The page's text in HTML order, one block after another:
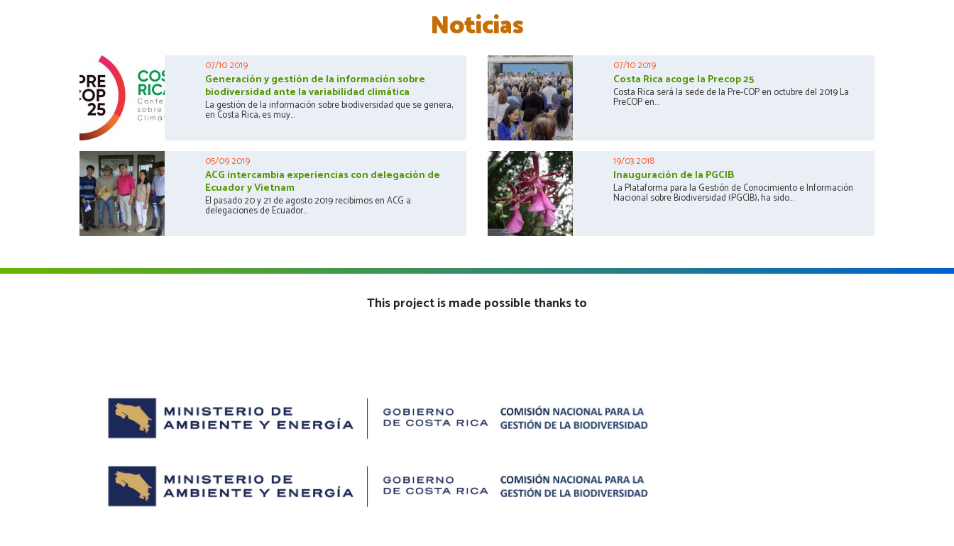
Noticias
07/10 2019
Generación y gestión de la información sobre
biodiversidad ante la variabilidad climática
La gestión de la información sobre biodiversidad que se genera,
en Costa Rica, es muy...
07/10 2019
Costa Rica acoge la Precop 25
Costa Rica será la sede de la Pre-COP en octubre del 2019 La
PreCOP en...
05/09 2019
ACG intercambia experiencias con delegación de
Ecuador y Vietnam
El pasado 20 y 21 de agosto 2019 recibimos en ACG a
delegaciones de Ecuador...
19/03 2018
Inauguración de la PGCIB
La Plataforma para la Gestión de Conocimiento e Información
Nacional sobre Biodiversidad (PGCIB), ha sido...
This project is made possible thanks to